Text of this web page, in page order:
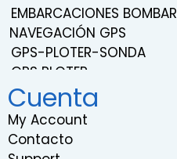
EMBARCACIONES
NAVEGACIÓN GPS
GPS-PLOTER-SONDA
GPS PLOTER
NAVEGACIÓN
TRANSDUCTORES
SONDAS
SISTEMA DE SONIDO Y
Cuenta
My Account
Contacto